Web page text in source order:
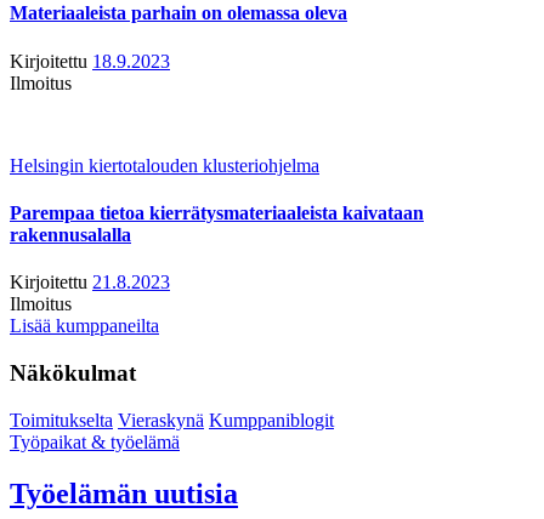
Materiaaleista parhain on olemassa oleva
Kirjoitettu 18.9.2023
Ilmoitus
Helsingin kiertotalouden klusteriohjelma
Parempaa tietoa kierrätysmateriaaleista kaivataan
rakennusalalla
Kirjoitettu 21.8.2023
Ilmoitus
Lisää kumppaneilta
Näkökulmat
Toimitukselta Vieraskynä Kumppaniblogit
Työpaikat & työelämä
Työelämän uutisia